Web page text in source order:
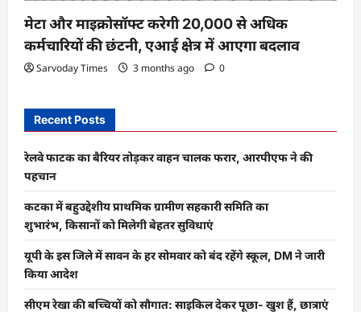
मेटा और माइक्रोसॉफ्ट करेगी 20,000 से अधिक
कर्मचारियों की छंटनी, एआई क्षेत्र में आएगा बदलाव
Sarvoday Times 3 months ago 0
Recent Posts
रेलवे फाटक का बैरियर तोड़कर वाहन चालक फरार, आरपीएफ ने की
पहचान
कटका में बहुउद्देशीय प्राथमिक ग्रामीण सहकारी समिति का
शुभारंभ, किसानों को मिलेगी बेहतर सुविधाएं
यूपी के इस जिले में सावन के हर सोमवार को बंद रहेंगे स्कूल, DM ने जारी
किया आदेश
सीएम रेखा की बच्चियों को सौगात: साइकिल देकर पूछा- खुश हैं, छात्राएं